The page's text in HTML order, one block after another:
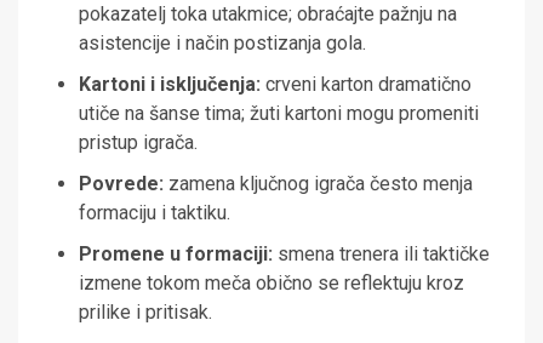
pokazatelj toka utakmice; obraćajte pažnju na
asistencije i način postizanja gola.
Kartoni i isključenja: crveni karton dramatično
utiče na šanse tima; žuti kartoni mogu promeniti
pristup igrača.
Povrede: zamena ključnog igrača često menja
formaciju i taktiku.
Promene u formaciji: smena trenera ili taktičke
izmene tokom meča obično se reflektuju kroz
prilike i pritisak.